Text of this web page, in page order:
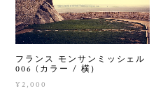
フランス モンサンミッシェル
006 (カラー / 横）
¥2,000